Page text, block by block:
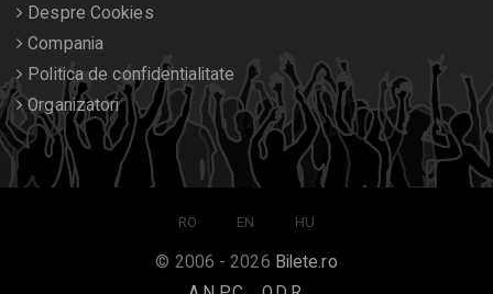
Despre Cookies
Compania
Politica de confidentialitate
Organizatori
RO EN HU
© 2006 - 2026 Bilete.ro